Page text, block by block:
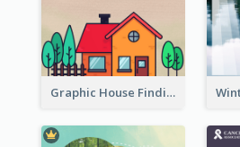
Graphic House Finding Flyer In Warm Colour Tone